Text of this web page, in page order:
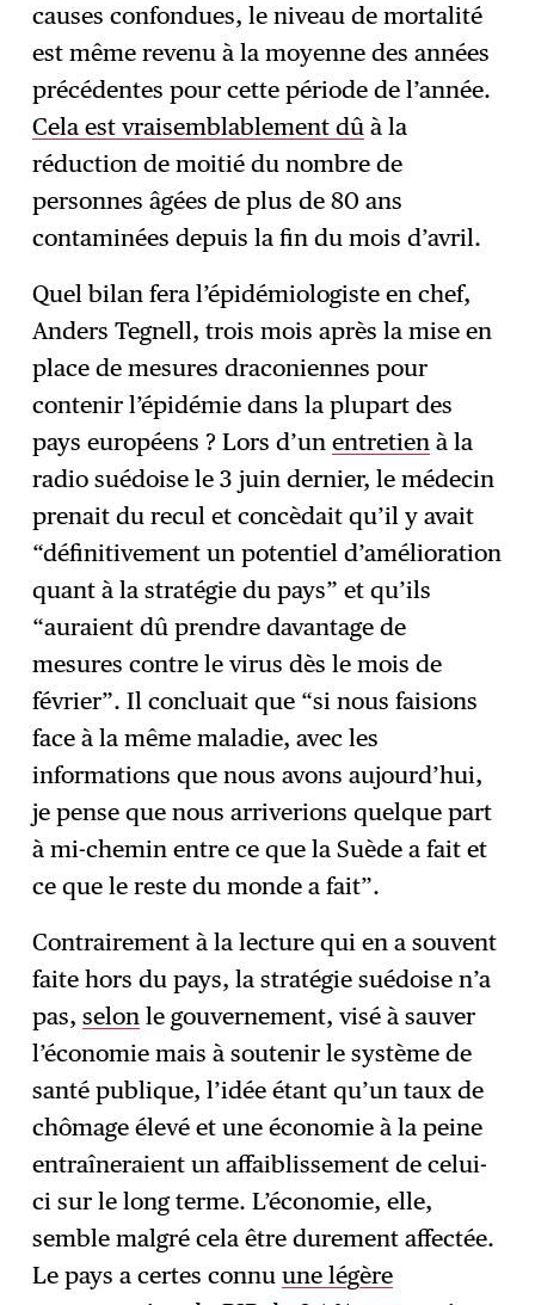
causes confondues, le niveau de mortalité
est même revenu à la moyenne des années
précédentes pour cette période de l’année.
Cela est vraisemblablement dû à la
réduction de moitié du nombre de
personnes âgées de plus de 80 ans
contaminées depuis la fin du mois d’avril.
Quel bilan fera l’épidémiologiste en chef,
Anders Tegnell, trois mois après la mise en
place de mesures draconiennes pour
contenir l’épidémie dans la plupart des
pays européens ? Lors d’unentretien à la
radio suédoise le 3 juin dernier, le médecin
prenait du recul et concèdait qu’il y avait
“définitivement un potentiel d’amélioration
quant à la stratégie du pays” et qu’ils
“auraient dû prendre davantage de
mesures contre le virus dès le mois de
février”. Il concluait que “si nous faisions
face à la même maladie, avec les
informations que nous avons aujourd’hui,
je pense que nous arriverions quelque part
à mi-chemin entre ce que la Suède a fait et
ce que le reste du monde a fait”.
Contrairement à la lecture qui en a souvent
faite hors du pays, la stratégie suédoise n’a
pas,selon le gouvernement, visé à sauver
l’économie mais à soutenir le système de
santé publique, l’idée étant qu’un taux de
chômage élevé et une économie à la peine
entraîneraient un affaiblissement de celui-
ci sur le long terme. L’économie, elle,
semble malgré cela être durement affectée.
Le pays a certes connuune légère